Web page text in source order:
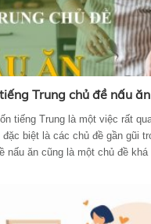
Trung chủ đề nấu ăn
tiếng Trung là một việc rất
đặc biệt là các chủ đề gần gũi
nấu ăn cũng là một chủ đề khá